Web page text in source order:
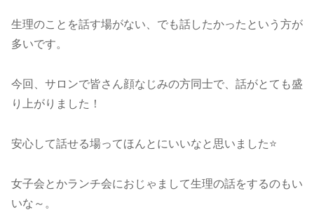
生理のことを話す場がない、でも話したかったという方が
多いです。
今回、サロンで皆さん顔なじみの方同士で、話がとても盛
り上がりました！
安心して話せる場ってほんとにいいなと思いました⭐
女子会とかランチ会におじゃまして生理の話をするのもい
いな～。